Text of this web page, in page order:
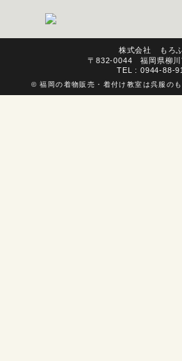
株式会社 もろ
〒832-0044 福岡県柳川
TEL : 0944-88-
©福岡の着物販売・着付け教室は呉服のも